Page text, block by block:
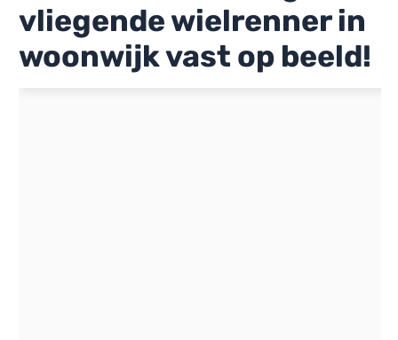
vliegende wielrenner in
woonwijk vast op beeld!